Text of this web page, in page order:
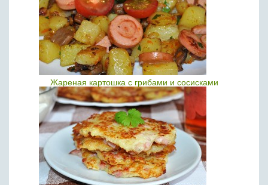
Жареная картошка с грибами и сосисками